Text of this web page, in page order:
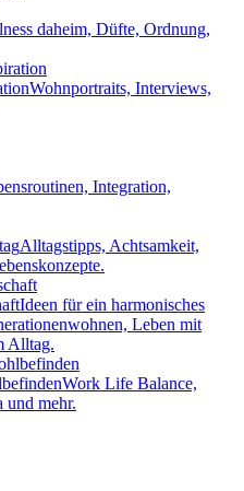
daheim, Düfte, Ordnung,
Wohnportraits, Interviews,
Integration,
Alltagstipps, Achtsamkeit,
Ideen für ein harmonisches
Leben mit
Alltag.
Work Life Balance,
und mehr.